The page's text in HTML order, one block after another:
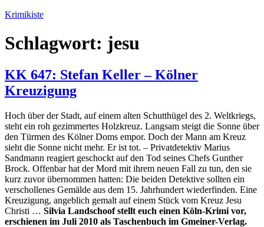
Zum
springen
Krimikiste
Schlagwort: jesu
KK 647: Stefan Keller – Kölner
Kreuzigung
Hoch über der Stadt, auf einem alten Schutthügel des 2. Weltkriegs,
steht ein roh gezimmertes Holzkreuz. Langsam steigt die Sonne über
den Türmen des Kölner Doms empor. Doch der Mann am Kreuz
sieht die Sonne nicht mehr. Er ist tot. – Privatdetektiv Marius
Sandmann reagiert geschockt auf den Tod seines Chefs Gunther
Brock. Offenbar hat der Mord mit ihrem neuen Fall zu tun, den sie
kurz zuvor übernommen hatten: Die beiden Detektive sollten ein
verschollenes Gemälde aus dem 15. Jahrhundert wiederfinden. Eine
Kreuzigung, angeblich gemalt auf einem Stück vom Kreuz Jesu
Christi … Silvia Landschoof stellt euch einen Köln-Krimi vor,
erschienen im Juli 2010 als Taschenbuch im Gmeiner-Verlag.